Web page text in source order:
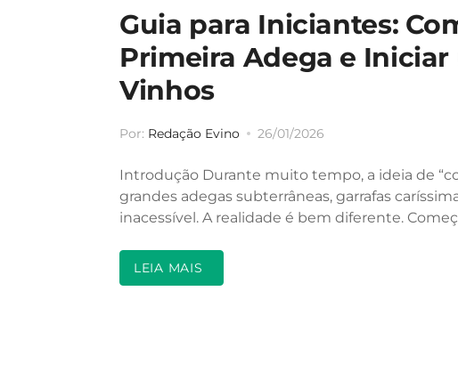
Guia para Iniciantes:
Primeira Adega e Iniciar
Vinhos
Por: Redação Evino 26/01/2026
Introdução Durante muito tempo, a ideia de
grandes adegas subterrâneas, garrafas
inacessível. A realidade é bem diferente.
LEIA MAIS